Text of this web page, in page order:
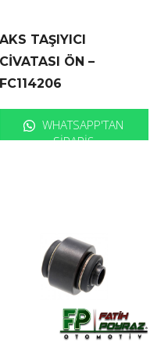
AKS TAŞIYICI
CİVATASI ÖN –
FC114206
WHATSAPP'TAN
SIPARIŞ